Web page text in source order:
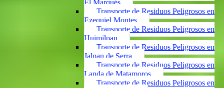
El Marqués
Transporte de Residuos Peligrosos en
Ezequiel Montes
Transporte de Residuos Peligrosos en
Huimilpan
Transporte de Residuos Peligrosos en
Jalpan de Serra
Transporte de Residuos Peligrosos en
Landa de Matamoros
Transporte de Residuos Peligrosos en